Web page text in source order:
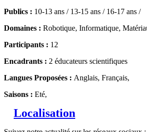
Publics : 10-13 ans / 13-15 ans / 16-17 ans /
Domaines : Robotique, Informatique,
Participants : 12
Encadrants : 2 éducateurs scientifiques
Langues Proposées : Anglais, Français,
Saisons : Eté,
Localisation